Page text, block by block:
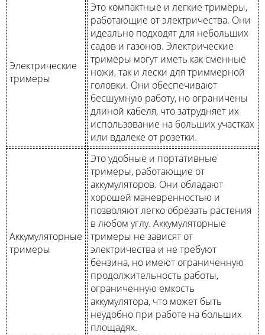
Электрические
тримеры
Это компактные и легкие тримеры,
работающие от электричества. Они
идеально подходят для небольших
садов и газонов. Электрические
тримеры могут иметь как сменные
ножи, так и лески для триммерной
головки. Они обеспечивают
бесшумную работу, но ограничены
длиной кабеля, что затрудняет их
использование на больших участках
или вдалеке от розетки.
Аккумуляторные
тримеры
Это удобные и портативные
тримеры, работающие от
аккумуляторов. Они обладают
хорошей маневренностью и
позволяют легко обрезать растения
в любом углу. Аккумуляторные
тримеры не зависят от
электричества и не требуют
бензина, но имеют ограниченную
продолжительность работы,
ограниченную емкость
аккумулятора, что может быть
неудобно при работе на больших
площадях.